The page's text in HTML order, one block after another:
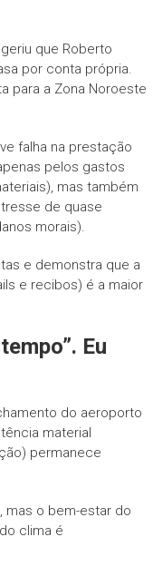
que Roberto
por conta própria.
para a Zona Noroeste
falha na prestação
pelos gastos
mas também
de quase
morais).
e demonstra que a
e recibos) é a maior
Eu
do aeroporto
material
permanece
mas o bem-estar do
clima é